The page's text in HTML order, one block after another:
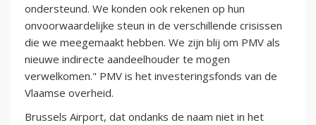
ondersteund. We konden ook rekenen op hun
onvoorwaardelijke steun in de verschillende crisissen
die we meegemaakt hebben. We zijn blij om PMV als
nieuwe indirecte aandeelhouder te mogen
verwelkomen." PMV is het investeringsfonds van de
Vlaamse overheid.
Brussels Airport, dat ondanks de naam niet in het